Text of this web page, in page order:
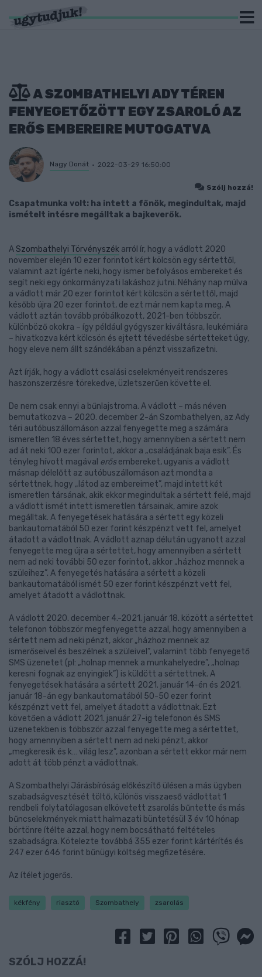
A SZOMBATHELYI ADY TÉREN
FENYEGETŐZÖTT EGY ZSAROLÓ AZ
ERŐS EMBEREIRE MUTOGATVA
Nagy Donát 2022-03-29 16:50:00
Szólj hozzá!
Csapatmunka volt: ha intett a főnök, megindultak, majd
ismételt intésre megálltak a bajkeverők.
ASzombathelyi Törvényszék arról ír, hogy a vádlott 2020
november elején 10 ezer forintot kért kölcsön egy sértettől,
valamint azt ígérte neki, hogy ismer befolyásos embereket és
segít neki egy önkormányzati lakáshoz jutni. Néhány nap múlva
a vádlott már 20 ezer forintot kért kölcsön a sértettől, majd
később újra 20 ezer forintot, de ezt már nem kapta meg. A
vádlott aztán tovább próbálkozott, 2021-ben többször,
különböző okokra – így például gyógyszer kiváltásra, leukémiára
– hivatkozva kért kölcsön és ejtett tévedésbe sértetteket úgy,
hogy eleve nem állt szándékában a pénzt visszafizetni.
Azt írják, hogy a vádlott csalási cselekményeit rendszeres
haszonszerzésre törekedve, üzletszerűen követte el.
De nem csak ennyi a bűnlajstroma. A vádlott – más néven
bemutatkozva – 2020. december 2-án Szombathelyen, az Ady
téri autóbuszállomáson azzal fenyegette meg a számára
ismeretlen 18 éves sértettet, hogy amennyiben a sértett nem
ad át neki 100 ezer forintot, akkor a „családjának baja esik”. És
tényleg hívott magával erős embereket, ugyanis a vádlott
másnap délelőtt az autóbuszállomáson azt mondta a
sértettnek, hogy „látod az embereimet”, majd intett két
ismeretlen társának, akik ekkor megindultak a sértett felé, majd
a vádlott ismét intett ismeretlen társainak, amire azok
megálltak. A fenyegetések hatására a sértett egy közeli
bankautomatából 50 ezer forint készpénzt vett fel, amelyet
átadott a vádlottnak. A vádlott aznap délután ugyanott azzal
fenyegette meg újra a sértettet, hogy amennyiben a sértett
nem ad neki további 50 ezer forintot, akkor „házhoz mennek a
szüleihez”. A fenyegetés hatására a sértett a közeli
bankautomatából ismét 50 ezer forint készpénzt vett fel,
amelyet átadott a vádlottnak.
A vádlott 2020. december 4.-2021. január 18. között a sértettet
telefonon többször megfenyegette azzal, hogy amennyiben a
sértett nem ad neki pénzt, akkor „házhoz mennek az
ismerőseivel és beszélnek a szüleivel”, valamint több fenyegető
SMS üzenetet (pl: „holnap mennek a munkahelyedre”, „holnap
keresni fognak az enyingiek”) is küldött a sértettnek. A
fenyegetések hatására a sértett 2021. január 14-én és 2021.
január 18-án egy bankautomatából 50-50 ezer forint
készpénzt vett fel, amelyet átadott a vádlottnak. Ezt
követően a vádlott 2021. január 27-ig telefonon és SMS
üzenetekben is többször azzal fenyegette meg a sértettet,
hogy amennyiben a sértett nem ad neki pénzt, akkor
„megkeresik és k… világ lesz”, azonban a sértett ekkor már nem
adott át több pénzt a vádlottnak.
A Szombathelyi Járásbíróság előkészítő ülésen a más ügyben
szabadságvesztését töltő, különös visszaeső vádlottat 1
rendbeli folytatólagosan elkövetett zsarolás bűntette és más
bűncselekmények miatt halmazati büntetésül 3 év 10 hónap
börtönre ítélte azzal, hogy nem bocsátható feltételes
szabadságra. Kötelezte továbbá 355 ezer forint kártérítés és
247 ezer 646 forint bűnügyi költség megfizetésére.
Az ítélet jogerős.
kékfény riasztó Szombathely zsarolás
SZÓLJ HOZZÁ!